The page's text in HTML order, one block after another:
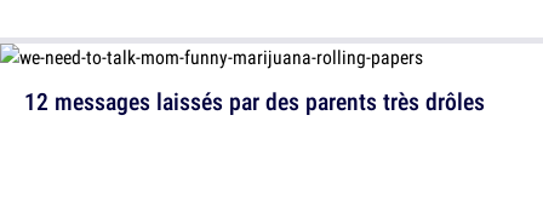
12 messages laissés par des parents très drôles